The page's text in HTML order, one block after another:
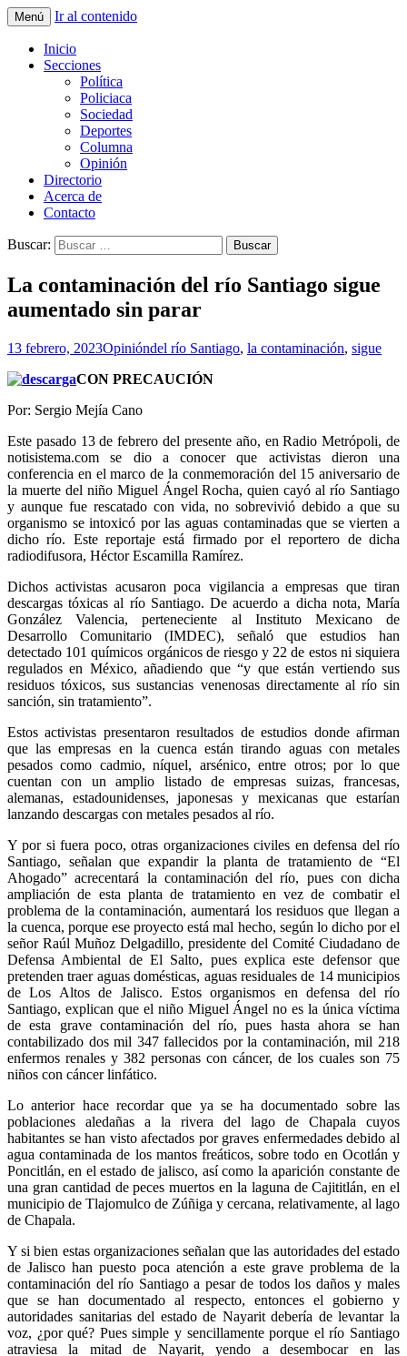
La Yunta de Tepic
Menú Ir al contenido
Inicio
Secciones
Política
Policiaca
Sociedad
Deportes
Columna
Opinión
Directorio
Acerca de
Contacto
Buscar:
La contaminación del río Santiago sigue
aumentado sin parar
13 febrero, 2023Opinióndel río Santiago, la contaminación, sigue
CON PRECAUCIÓN
Por: Sergio Mejía Cano
Este pasado 13 de febrero del presente año, en Radio Metrópoli, de
notisistema.com se dio a conocer que activistas dieron una
conferencia en el marco de la conmemoración del 15 aniversario de
la muerte del niño Miguel Ángel Rocha, quien cayó al río Santiago
y aunque fue rescatado con vida, no sobrevivió debido a que su
organismo se intoxicó por las aguas contaminadas que se vierten a
dicho río. Este reportaje está firmado por el reportero de dicha
radiodifusora, Héctor Escamilla Ramírez.
Dichos activistas acusaron poca vigilancia a empresas que tiran
descargas tóxicas al río Santiago. De acuerdo a dicha nota, María
González Valencia, perteneciente al Instituto Mexicano de
Desarrollo Comunitario (IMDEC), señaló que estudios han
detectado 101 químicos orgánicos de riesgo y 22 de estos ni siquiera
regulados en México, añadiendo que “y que están vertiendo sus
residuos tóxicos, sus sustancias venenosas directamente al río sin
sanción, sin tratamiento”.
Estos activistas presentaron resultados de estudios donde afirman
que las empresas en la cuenca están tirando aguas con metales
pesados como cadmio, níquel, arsénico, entre otros; por lo que
cuentan con un amplio listado de empresas suizas, francesas,
alemanas, estadounidenses, japonesas y mexicanas que estarían
lanzando descargas con metales pesados al río.
Y por si fuera poco, otras organizaciones civiles en defensa del río
Santiago, señalan que expandir la planta de tratamiento de “El
Ahogado” acrecentará la contaminación del río, pues con dicha
ampliación de esta planta de tratamiento en vez de combatir el
problema de la contaminación, aumentará los residuos que llegan a
la cuenca, porque ese proyecto está mal hecho, según lo dicho por el
señor Raúl Muñoz Delgadillo, presidente del Comité Ciudadano de
Defensa Ambiental de El Salto, pues explica este defensor que
pretenden traer aguas domésticas, aguas residuales de 14 municipios
de Los Altos de Jalisco. Estos organismos en defensa del río
Santiago, explican que el niño Miguel Ángel no es la única víctima
de esta grave contaminación del río, pues hasta ahora se han
contabilizado dos mil 347 fallecidos por la contaminación, mil 218
enfermos renales y 382 personas con cáncer, de los cuales son 75
niños con cáncer linfático.
Lo anterior hace recordar que ya se ha documentado sobre las
poblaciones aledañas a la rivera del lago de Chapala cuyos
habitantes se han visto afectados por graves enfermedades debido al
agua contaminada de los mantos freáticos, sobre todo en Ocotlán y
Poncitlán, en el estado de jalisco, así como la aparición constante de
una gran cantidad de peces muertos en la laguna de Cajititlán, en el
municipio de Tlajomulco de Zúñiga y cercana, relativamente, al lago
de Chapala.
Y si bien estas organizaciones señalan que las autoridades del estado
de Jalisco han puesto poca atención a este grave problema de la
contaminación del río Santiago a pesar de todos los daños y males
que se han documentado al respecto, entonces el gobierno y
autoridades sanitarias del estado de Nayarit debería de levantar la
voz, ¿por qué? Pues simple y sencillamente porque el río Santiago
atraviesa la mitad de Nayarit, yendo a desembocar en las